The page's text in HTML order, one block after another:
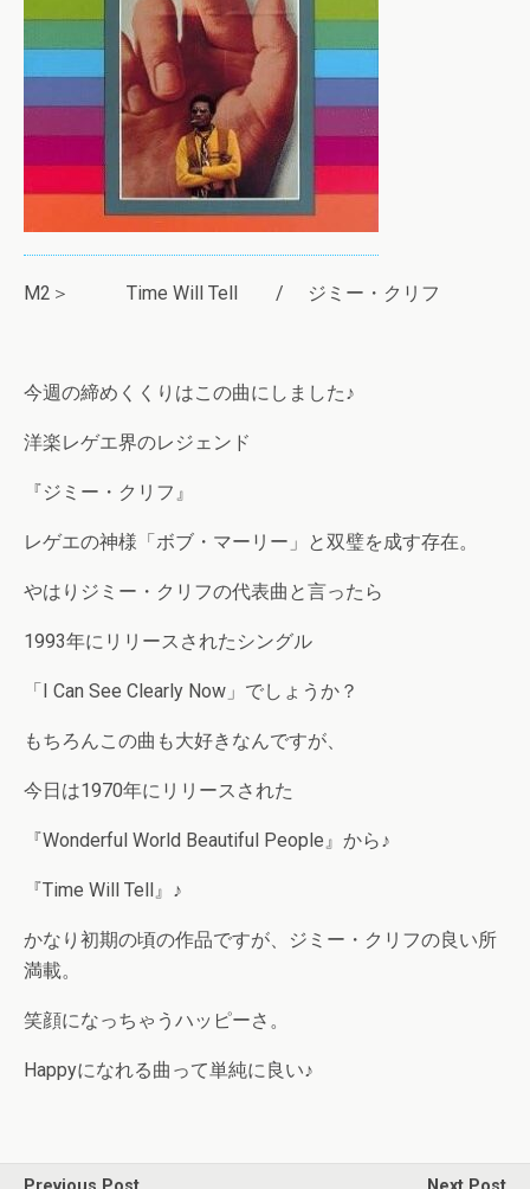
M2＞ Time Will Tell / ジミー・クリフ
今週の締めくくりはこの曲にしました♪
洋楽レゲエ界のレジェンド
『ジミー・クリフ』
レゲエの神様「ボブ・マーリー」と双璧を成す存在。
やはりジミー・クリフの代表曲と言ったら
1993年にリリースされたシングル
「I Can See Clearly Now」でしょうか？
もちろんこの曲も大好きなんですが、
今日は1970年にリリースされた
『Wonderful World Beautiful People』から♪
『Time Will Tell』♪
かなり初期の頃の作品ですが、ジミー・クリフの良い所
満載。
笑顔になっちゃうハッピーさ。
Happyになれる曲って単純に良い♪